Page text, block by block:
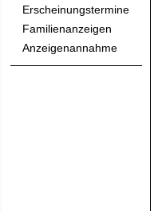
Erscheinungstermine
Familienanzeigen
Anzeigenannahme